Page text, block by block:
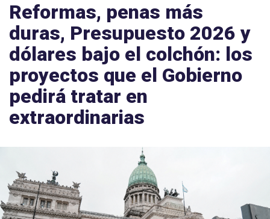
Reformas, penas más
duras, Presupuesto 2026 y
dólares bajo el colchón: los
proyectos que el Gobierno
pedirá tratar en
extraordinarias